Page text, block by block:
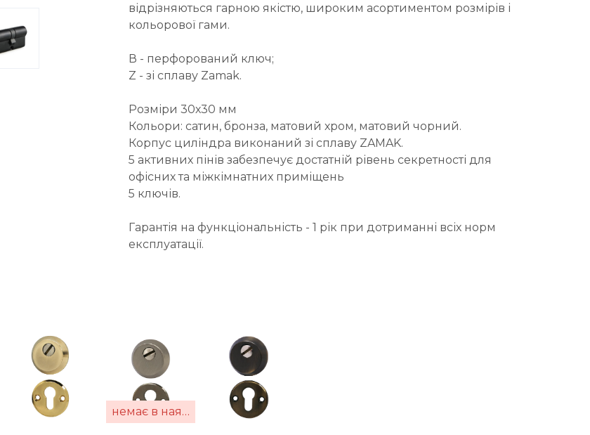
відрізняються гарною якістю, широким асортиментом розмірів і
кольорової гами.
В - перфорований ключ;
Z - зі сплаву Zamak.
Розміри 30х30 мм
Кольори: сатин, бронза, матовий хром, матовий чорний.
Корпус циліндра виконаний зі сплаву ZAMAK.
5 активних пінів забезпечує достатній рівень секретності для
офісних та міжкімнатних приміщень
5 ключів.
Гарантія на функціональність - 1 рік при дотриманні всіх норм
експлуатації.
немає в наявності